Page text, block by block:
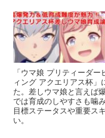
「ウマ娘 プリティーダ
ィング アクエリアス杯」
た。差しウマ娘と言えば
では育成のしやすさも噛
目標ステータスや重要ス
い。